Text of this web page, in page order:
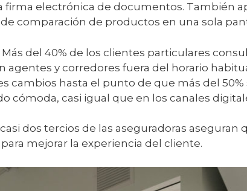
firma electrónica de documentos. También
comparación de productos en una sola
del 40% de los clientes particulares
agentes y corredores fuera del horario
cambios hasta el punto de que más del 50%
cómoda, casi igual que en los canales
dos tercios de las aseguradoras aseguran
mejorar la experiencia del cliente.